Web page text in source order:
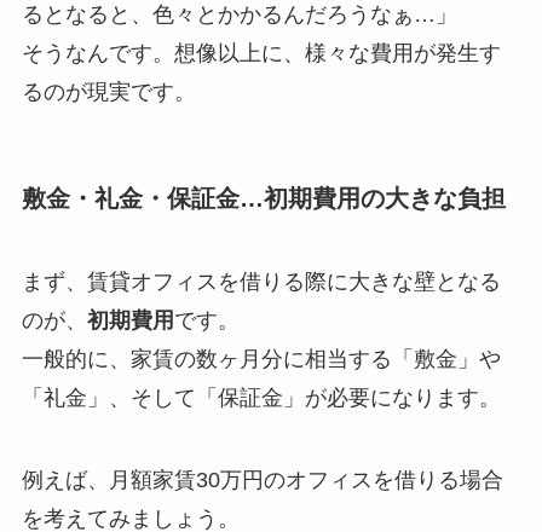
るとなると、色々とかかるんだろうなぁ…」
そうなんです。想像以上に、様々な費用が発生す
るのが現実です。
敷金・礼金・保証金…初期費用の大きな負担
まず、賃貸オフィスを借りる際に大きな壁となる
のが、 初期費用 です。
一般的に、家賃の数ヶ月分に相当する「敷金」や
「礼金」、そして「保証金」が必要になります。
例えば、月額家賃30万円のオフィスを借りる場合
を考えてみましょう。